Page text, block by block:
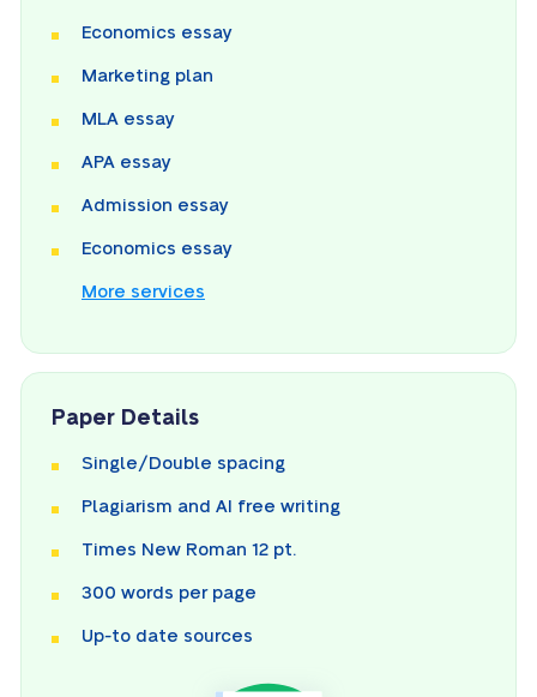
Economics essay
Marketing plan
MLA essay
APA essay
Admission essay
Economics essay
More services
Paper Details
Single/Double spacing
Plagiarism and AI free writing
Times New Roman 12 pt.
300 words per page
Up-to date sources